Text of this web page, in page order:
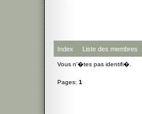
Index Liste des membres
Vous n'�tes pas identifi�.
Pages: 1